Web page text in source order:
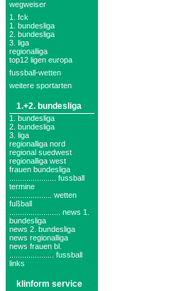
wegweiser
1. fck
1. bundesliga
2. bundesliga
3. liga
regionalliga
top12 ligen europa
fussball-wetten
weitere sportarten
1.+2. bundesliga
1. bundesliga
2. bundesliga
3. liga
regionalliga nord
regional suedwest
regionalliga west
frauen bundesliga
...................... fussball
termine
.................... wetten
fußball
........................ news 1.
bundesliga
news 2. bundesliga
news regionalliga
news frauen bl.
..................... fussball
links
klinform service